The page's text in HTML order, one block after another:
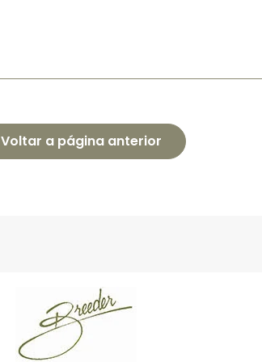
Voltar a página anterior